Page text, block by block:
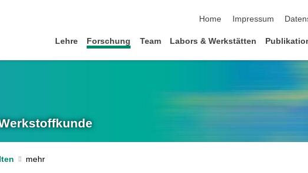
Home
Impressum
Lehre Forschung Team Labors & Werkstätten